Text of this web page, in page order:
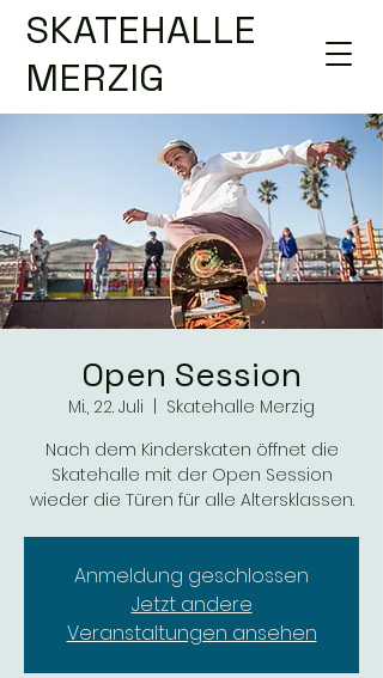
SKATEHALLE
MERZIG
Open Session
Mi., 22. Juli
Skatehalle Merzig
Nach dem Kinderskaten öffnet die
Skatehalle mit der Open Session
wieder die Türen für alle Altersklassen.
Anmeldung geschlossen
Jetzt andere
Veranstaltungen ansehen